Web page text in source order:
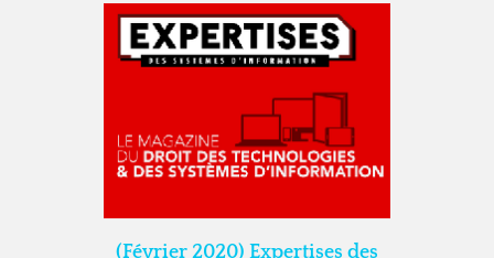
(Février 2020) Expertises des